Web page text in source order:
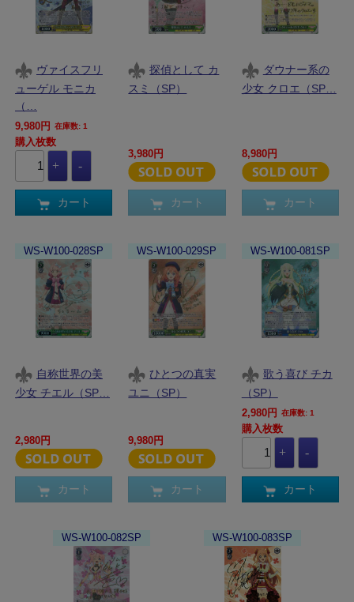
ヴァイスフリ
ューゲル モニカ
（…
9,980円 在庫数: 1
購入枚数
カート
探偵として カ
スミ（SP）
3,980円
カート
ダウナー系の
少女 クロエ（SP…
8,980円
カート
WS-W100-028SP
自称世界の美
少女 チエル（SP…
2,980円
カート
WS-W100-029SP
ひとつの真実
ユニ（SP）
9,980円
カート
WS-W100-081SP
歌う喜び チカ
（SP）
2,980円 在庫数: 1
購入枚数
カート
WS-W100-082SP WS-W100-083SP